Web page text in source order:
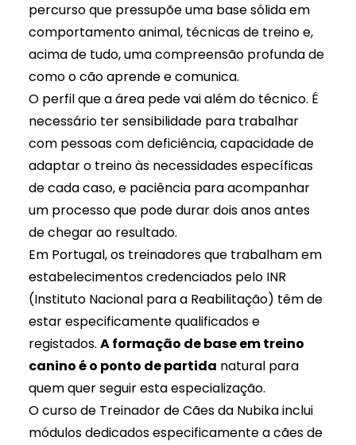
percurso que pressupõe uma base sólida em
comportamento animal, técnicas de treino e,
acima de tudo, uma compreensão profunda de
como o cão aprende e comunica.
O perfil que a área pede vai além do técnico. É
necessário ter sensibilidade para trabalhar
com pessoas com deficiência, capacidade de
adaptar o treino às necessidades específicas
de cada caso, e paciência para acompanhar
um processo que pode durar dois anos antes
de chegar ao resultado.
Em Portugal, os treinadores que trabalham em
estabelecimentos credenciados pelo INR
(Instituto Nacional para a Reabilitação) têm de
estar especificamente qualificados e
registados. A formação de base em treino
canino é o ponto de partida natural para
quem quer seguir esta especialização.
Ocurso de Treinador de Cães da Nubikainclui
módulos dedicados especificamente a cães de